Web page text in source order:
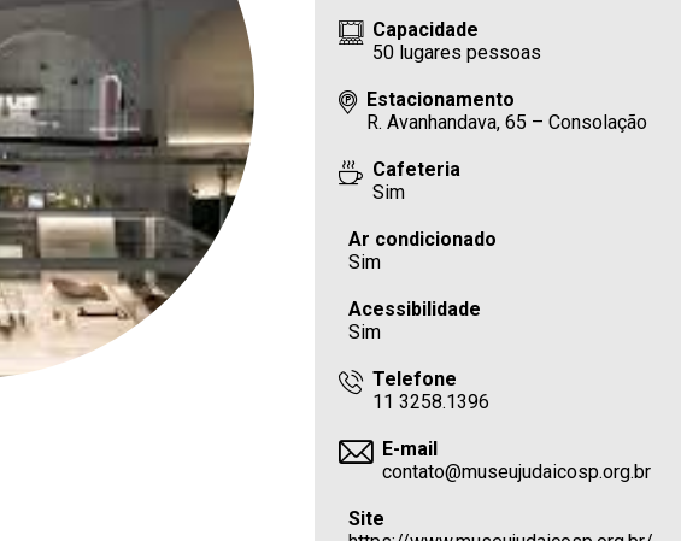
Capacidade
50 lugares pessoas
Estacionamento
R. Avanhandava, 65 – Consolação
Cafeteria
Sim
Ar condicionado
Sim
Acessibilidade
Sim
Telefone
11 3258.1396
E-mail
contato@museujudaicosp.org.br
Site